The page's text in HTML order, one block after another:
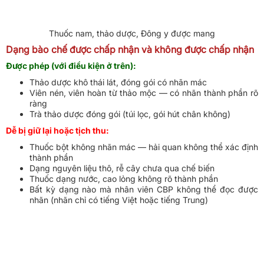
Thuốc nam, thảo dược, Đông y được mang
Dạng bào chế được chấp nhận và không được chấp nhận
Được phép (với điều kiện ở trên):
Thảo dược khô thái lát, đóng gói có nhãn mác
Viên nén, viên hoàn từ thảo mộc — có nhãn thành phần rõ
ràng
Trà thảo dược đóng gói (túi lọc, gói hút chân không)
Dễ bị giữ lại hoặc tịch thu:
Thuốc bột không nhãn mác — hải quan không thể xác định
thành phần
Dạng nguyên liệu thô, rễ cây chưa qua chế biến
Thuốc dạng nước, cao lỏng không rõ thành phần
Bất kỳ dạng nào mà nhân viên CBP không thể đọc được
nhãn (nhãn chỉ có tiếng Việt hoặc tiếng Trung)